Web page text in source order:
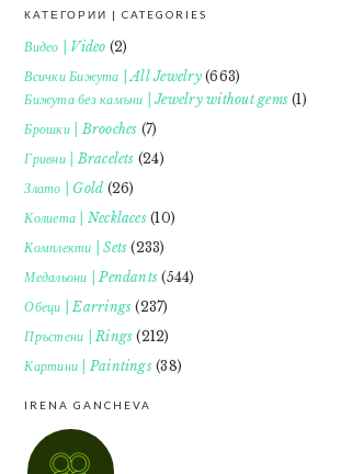
FOOTER
КАТЕГОРИИ | CATEGORIES
Видео | Video (2)
Всички Бижута | All Jewelry(663)
Бижута без камъни | Jewelry without gems (1)
Брошки | Brooches (7)
Гривни | Bracelets (24)
Злато | Gold (26)
Колиета | Necklaces(10)
Комплекти | Sets (233)
Медальони | Pendants (544)
Обеци | Earrings (237)
Пръстени | Rings (212)
Картини | Paintings(38)
IRENA GANCHEVA